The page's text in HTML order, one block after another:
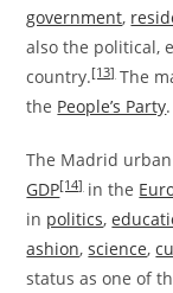
government,
also the political,
country.[13]The
the People’s Party.
The Madrid
GDP[14]in the
in politics,
ashion,science,
status as one of